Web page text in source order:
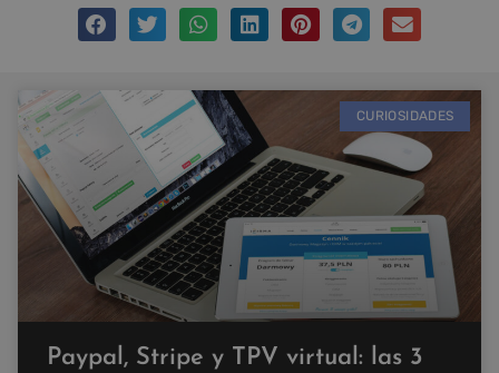
CURIOSIDADES
Paypal, Stripe y TPV virtual: las 3